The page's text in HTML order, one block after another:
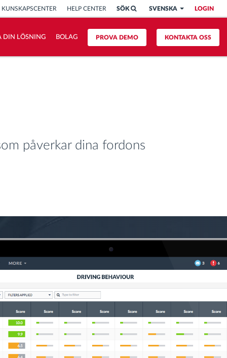
LOGIN
SVENSKA
SÖK
KUNSKAPSCENTER HELP CENTER
KONTAKTA OSS
PROVA DEMO
DIN LÖSNING BOLAG
påverkar dina fordons